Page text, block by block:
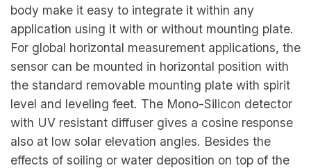
body make it easy to integrate it within any
application using it with or without mounting plate.
For global horizontal measurement applications, the
sensor can be mounted in horizontal position with
the standard removable mounting plate with spirit
level and leveling feet. The Mono-Silicon detector
with UV resistant diffuser gives a cosine response
also at low solar elevation angles. Besides the
effects of soiling or water deposition on top of the